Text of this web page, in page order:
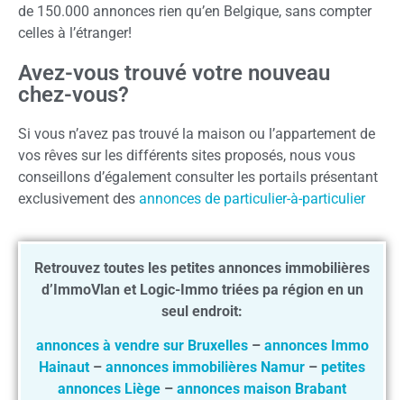
de 150.000 annonces rien qu’en Belgique, sans compter
celles à l’étranger!
Avez-vous trouvé votre nouveau
chez-vous?
Si vous n’avez pas trouvé la maison ou l’appartement de
vos rêves sur les différents sites proposés, nous vous
conseillons d’également consulter les portails présentant
exclusivement des annonces de particulier-à-particulier
Retrouvez toutes les petites annonces immobilières
d’ImmoVlan et Logic-Immo triées pa région en un
seul endroit:
annonces à vendre sur Bruxelles– annonces Immo
Hainaut – annonces immobilières Namur – petites
annonces Liège – annonces maison Brabant